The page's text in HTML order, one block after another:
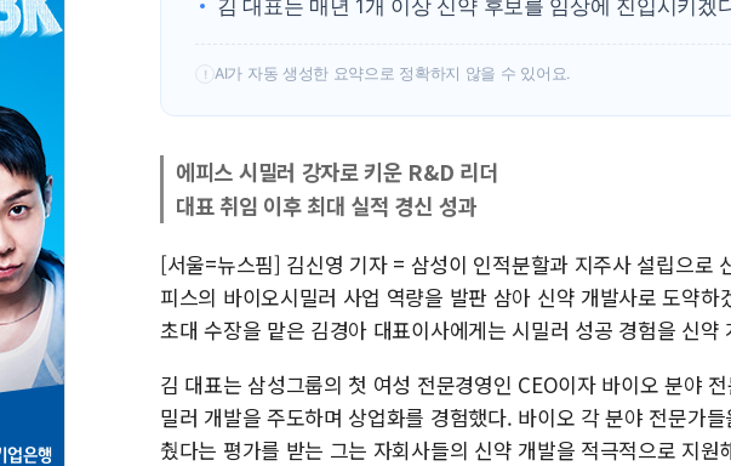
김 대표는 매년 1개 이상 신약 후보를 임상에 진입시키겠
! AI가 자동 생성한 요약으로 정확하지 않을 수 있어요.
에피스 시밀러 강자로 키운 R&D 리더
대표 취임 이후 최대 실적 경신 성과
[서울=뉴스핌] 김신영 기자 = 삼성이 인적분할과 지주사 설립으로
피스의 바이오시밀러 사업 역량을 발판 삼아 신약 개발사로 도약하
초대 수장을 맡은 김경아 대표이사에게는 시밀러 성공 경험을 신
김 대표는 삼성그룹의 첫 여성 전문경영인 CEO이자 바이오 분야
밀러 개발을 주도하며 상업화를 경험했다. 바이오 각 분야 전문가
췄다는 평가를 받는 그는 자회사들의 신약 개발을 적극적으로 지